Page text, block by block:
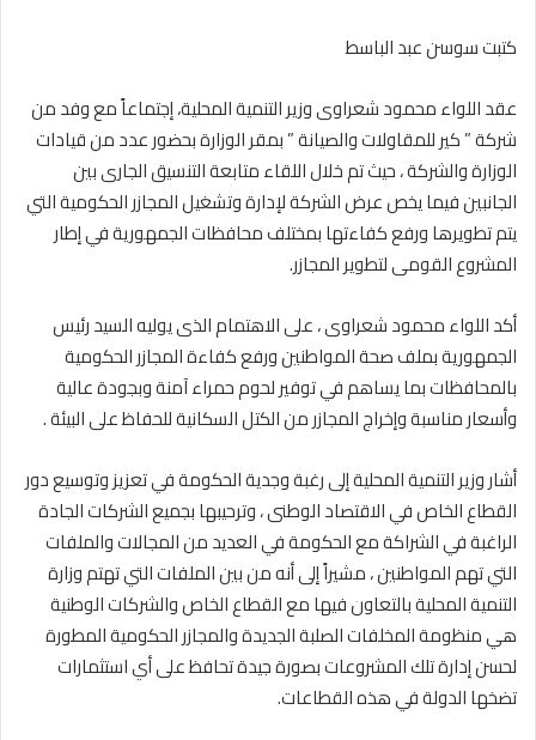
كتبت سوسن عبد الباسط
عقد اللواء محمود شعراوى وزير التنمية المحلية، إجتماعاً مع وفد من
شركة ” كير للمقاولات والصيانة ” بمقر الوزارة بحضور عدد من قيادات
الوزارة والشركة ، حيث تم خلال اللقاء متابعة التنسيق الجارى بين
الجانبين فيما يخص عرض الشركة لإدارة وتشغيل المجازر الحكومية التي
يتم تطويرها ورفع كفاءتها بمختلف محافظات الجمهورية في إطار
المشروع القومى لتطوير المجازر.
أكد اللواء محمود شعراوى ، على الاهتمام الذى يوليه السيد رئيس
الجمهورية بملف صحة المواطنين ورفع كفاءة المجازر الحكومية
بالمحافظات بما يساهم في توفير لحوم حمراء آمنة وبجودة عالية
وأسعار مناسبة وإخراج المجازر من الكتل السكانية للحفاظ على البيئة .
أشار وزير التنمية المحلية إلى رغبة وجدية الحكومة في تعزيز وتوسيع دور
القطاع الخاص في الاقتصاد الوطنى ، وترحيبها بجميع الشركات الجادة
الراغبة في الشراكة مع الحكومة في العديد من المجالات والملفات
التي تهم المواطنين ، مشيراً إلى أنه من بين الملفات التي تهتم وزارة
التنمية المحلية بالتعاون فيها مع القطاع الخاص والشركات الوطنية
هي منظومة المخلفات الصلبة الجديدة والمجازر الحكومية المطورة
لحسن إدارة تلك المشروعات بصورة جيدة تحافظ على أي استثمارات
تضخها الدولة في هذه القطاعات.